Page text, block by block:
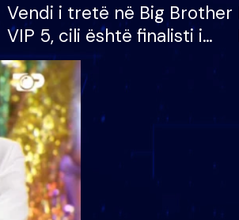
Vendi i tretë në Big Brother
VIP 5, cili është finalisti i
radhës që lë shtëpinë